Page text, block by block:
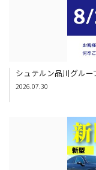
シュテルン品川グル
2026.07.30